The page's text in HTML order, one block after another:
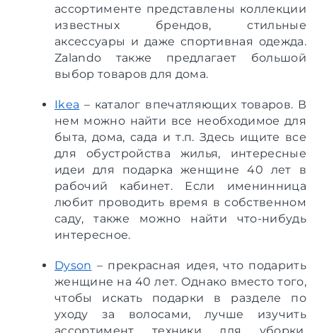
ассортименте представлены коллекции
известных брендов, стильные
аксессуары и даже спортивная одежда.
Zalando также предлагает большой
выбор товаров для дома.
Ikea – каталог впечатляющих товаров. В
нем можно найти все необходимое для
быта, дома, сада и т.п. Здесь ищите все
для обустройства жилья, интересные
идеи для подарка женщине 40 лет в
рабочий кабинет. Если именинница
любит проводить время в собственном
саду, также можно найти что-нибудь
интересное.
Dyson – прекрасная идея, что подарить
женщине на 40 лет. Однако вместо того,
чтобы искать подарки в разделе по
уходу за волосами, лучше изучить
ассортимент техники для уборки.